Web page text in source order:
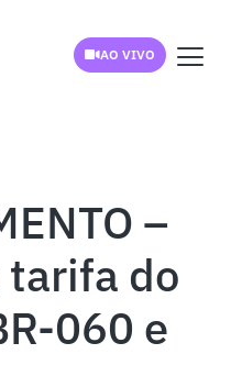
AO VIVO
–
tarifa do
060 e